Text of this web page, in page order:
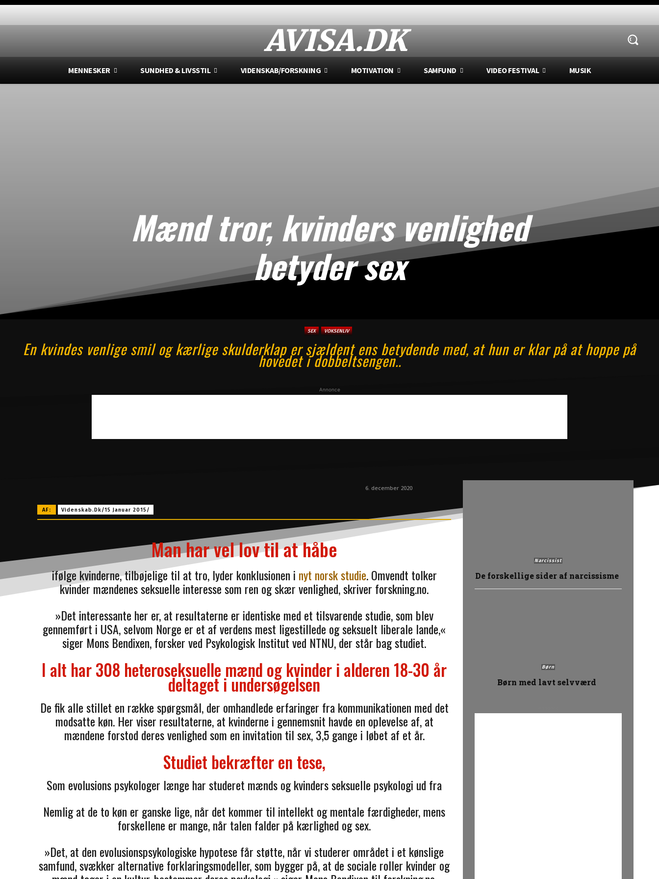
AVISA.DK
MENNESKER SUNDHED & LIVSSTIL VIDENSKAB/FORSKNING MOTIVATION SAMFUND VIDEO FESTIVAL MUSIK
Mænd tror, kvinders venlighed
betyder sex
SEX VOKSENLIV
En kvindes venlige smil og kærlige skulderklap er sjældent ens betydende med, at hun er klar på at hoppe på
hovedet i dobbeltsengen..
Annonce
6. december 2020
AF: Videnskab.dk/15 Januar 2015/
Man har vel lov til at håbe
ifølge kvinderne, tilbøjelige til at tro, lyder konklusionen i nyt norsk studie. Omvendt tolker
kvinder mændenes seksuelle interesse som ren og skær venlighed, skriver forskning.no.
»Det interessante her er, at resultaterne er identiske med et tilsvarende studie, som blev
gennemført i USA, selvom Norge er et af verdens mest ligestillede og seksuelt liberale lande,«
siger Mons Bendixen, forsker ved Psykologisk Institut ved NTNU, der står bag studiet.
I alt har 308 heteroseksuelle mænd og kvinder i alderen 18-30 år
deltaget i undersøgelsen
De fik alle stillet en række spørgsmål, der omhandlede erfaringer fra kommunikationen med det
modsatte køn. Her viser resultaterne, at kvinderne i gennemsnit havde en oplevelse af, at
mændene forstod deres venlighed som en invitation til sex, 3,5 gange i løbet af et år.
Studiet bekræfter en tese,
Som evolusions psykologer længe har studeret mænds og kvinders seksuelle psykologi ud fra
Nemlig at de to køn er ganske lige, når det kommer til intellekt og mentale færdigheder, mens
forskellene er mange, når talen falder på kærlighed og sex.
»Det, at den evolusionspsykologiske hypotese får støtte, når vi studerer området i et kønslige
samfund, svækker alternative forklaringsmodeller, som bygger på, at de sociale roller kvinder og
Narcissist
De forskellige sider af narcissisme
Børn
Børn med lavt selvværd